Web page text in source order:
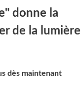
donne la
de la lumière
dès maintenant